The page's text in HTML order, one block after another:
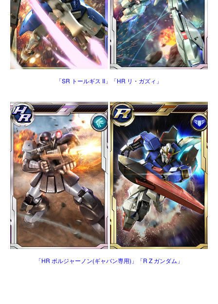
「SR トールギス II」「HR リ・ガズィ」
「HR ボルジャーノン(ギャバン専用)」「R Z ガンダム」